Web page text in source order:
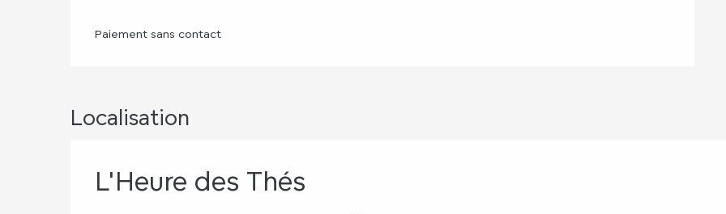
Paiement sans contact
Localisation
L'Heure des Thés